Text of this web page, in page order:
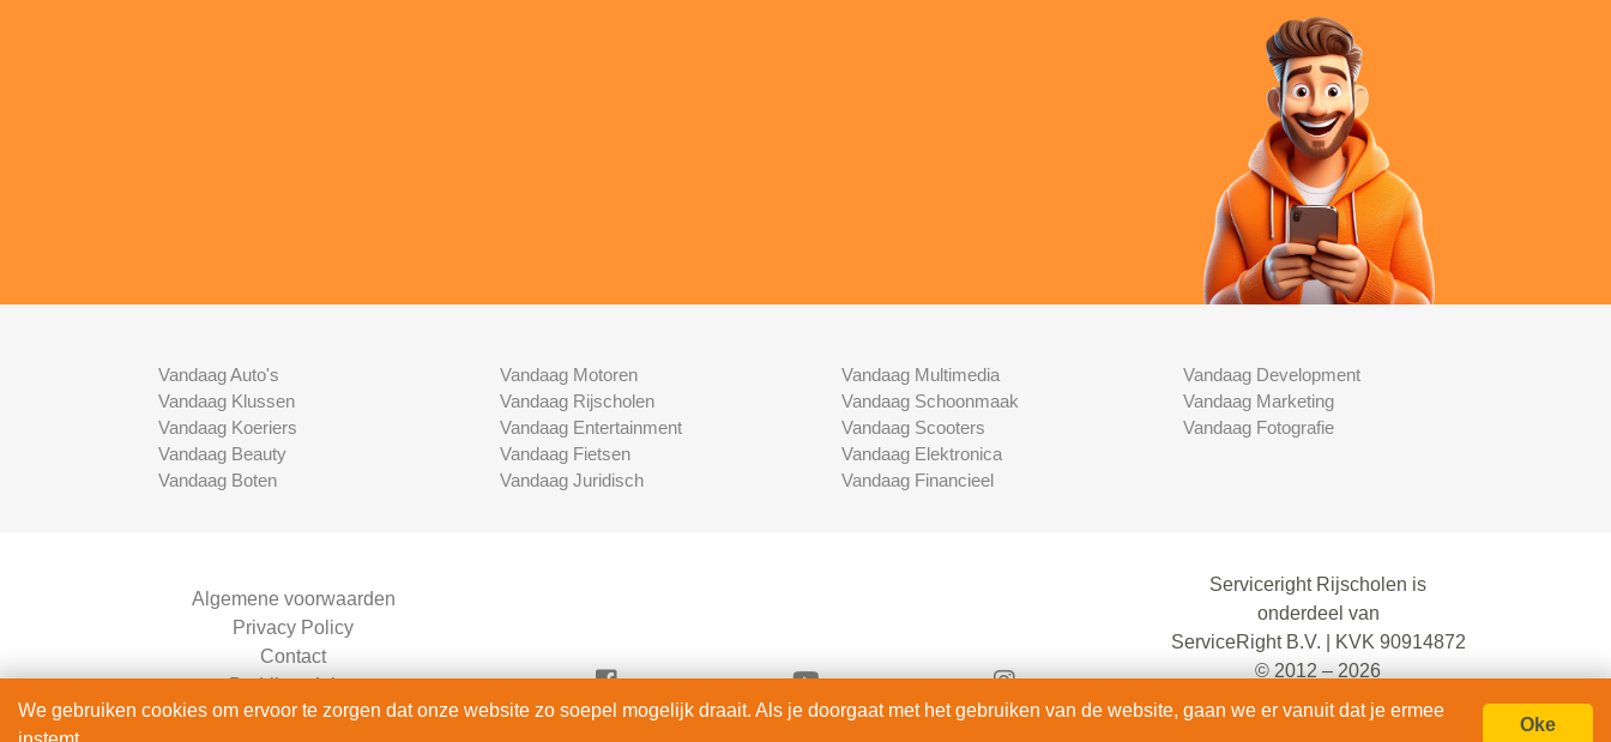
Vandaag Auto's
Vandaag Klussen
Vandaag Koeriers
Vandaag Beauty
Vandaag Boten
Vandaag Motoren
Vandaag Rijscholen
Vandaag Entertainment
Vandaag Fietsen
Vandaag Juridisch
Vandaag Multimedia
Vandaag Schoonmaak
Vandaag Scooters
Vandaag Elektronica
Vandaag Financieel
Vandaag Development
Vandaag Marketing
Vandaag Fotografie
Algemene voorwaarden
Privacy Policy
Contact
Bedrijven Inlog
Serviceright Rijscholen is
onderdeel van
ServiceRight B.V. | KVK 90914872
© 2012 – 2026
alle rechten voorbehouden.
We gebruiken cookies om ervoor te zorgen dat onze website zo soepel mogelijk draait. Als je doorgaat met het gebruiken van de website, gaan we er vanuit dat je ermee
Oke